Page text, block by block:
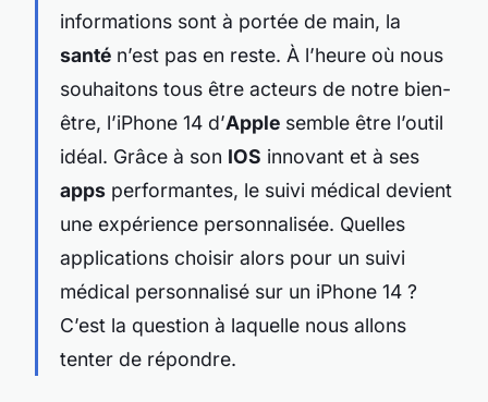
informations sont à portée de main, la
santé n’est pas en reste. À l’heure où nous
souhaitons tous être acteurs de notre bien-
être, l’iPhone 14 d’Apple semble être l’outil
idéal. Grâce à son IOS innovant et à ses
apps performantes, le suivi médical devient
une expérience personnalisée. Quelles
applications choisir alors pour un suivi
médical personnalisé sur un iPhone 14 ?
C’est la question à laquelle nous allons
tenter de répondre.